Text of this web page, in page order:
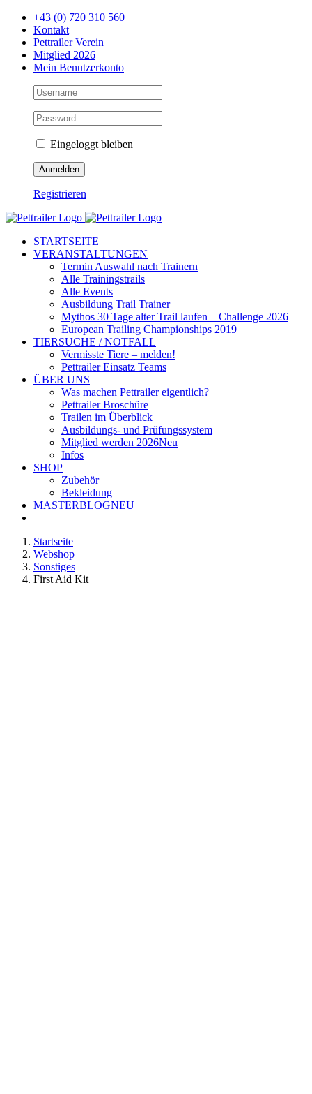
Zum
Inhalt
springen
+43 (0) 720 310 560
Kontakt
Pettrailer Verein
Mitglied 2026
Mein Benutzerkonto
Eingeloggt bleiben
Registrieren
Facebook
X
YouTube
Instagram
STARTSEITE
VERANSTALTUNGEN
Termin Auswahl nach Trainern
Alle Trainingstrails
Alle Events
Ausbildung Trail Trainer
Mythos 30 Tage alter Trail laufen – Challenge 2026
European Trailing Championships 2019
TIERSUCHE / NOTFALL
Vermisste Tiere – melden!
Pettrailer Einsatz Teams
ÜBER UNS
Was machen Pettrailer eigentlich?
Pettrailer Broschüre
Trailen im Überblick
Ausbildungs- und Prüfungssystem
Mitglied werden 2026Neu
Infos
SHOP
Zubehör
Bekleidung
MASTERBLOGNEU
Startseite
Webshop
Sonstiges
First Aid Kit